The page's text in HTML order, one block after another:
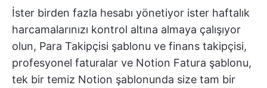
İster birden fazla hesabı yönetiyor ister haftalık
harcamalarınızı kontrol altına almaya çalışıyor
olun, Para Takipçisi şablonu ve finans takipçisi,
profesyonel faturalar ve Notion Fatura şablonu,
tek bir temiz Notion şablonunda size tam bir